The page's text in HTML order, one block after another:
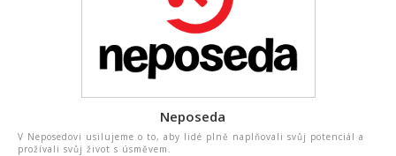
Neposeda
V Neposedovi usilujeme o to, aby lidé plně naplňovali svůj potenciál a
prožívali svůj život s úsměvem.